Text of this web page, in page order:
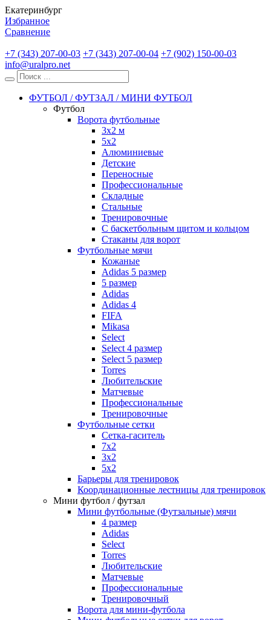
Екатеринбург
Избранное
Сравнение
+7 (343) 207-00-03 +7 (343) 207-00-04 +7 (902) 150-00-03
info@uralpro.net
ФУТБОЛ / ФУТЗАЛ / МИНИ ФУТБОЛ
Футбол
Ворота футбольные
3х2 м
5х2
Алюминиевые
Детские
Переносные
Профессиональные
Складные
Стальные
Тренировочные
С баскетбольным щитом и кольцом
Стаканы для ворот
Футбольные мячи
Кожаные
Adidas 5 размер
5 размер
Adidas
Adidas 4
FIFA
Mikasa
Select
Select 4 размер
Select 5 размер
Torres
Любительские
Матчевые
Профессиональные
Тренировочные
Футбольные сетки
Сетка-гаситель
7x2
3х2
5х2
Барьеры для тренировок
Координационные лестницы для тренировок
Мини футбол / футзал
Мини футбольные (Футзальные) мячи
4 размер
Adidas
Select
Torres
Любительские
Матчевые
Профессиональные
Тренировочный
Ворота для мини-футбола